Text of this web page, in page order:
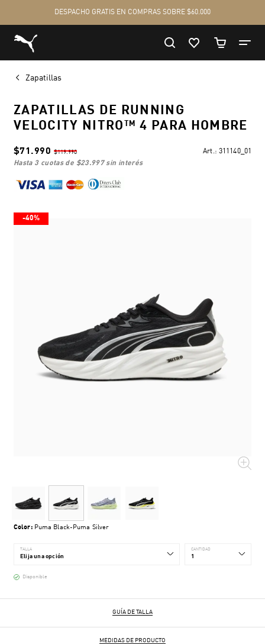
Zapatillas
ZAPATILLAS DE RUNNING
VELOCITY NITRO™ 4 PARA HOMBRE
$71.990 $119.990 Art.: 311140_01
hasta 3 cuotas de $23.997sin interés
-40%
Color: Puma Black-Puma Silver
TALLA CANTIDAD
Disponible
GUÍA DE TALLA
MEDIDAS DE PRODUCTO